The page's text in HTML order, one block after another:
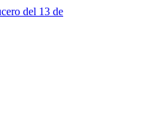
del 13 de